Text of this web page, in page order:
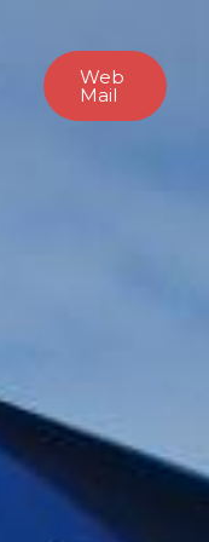
Web
Mail